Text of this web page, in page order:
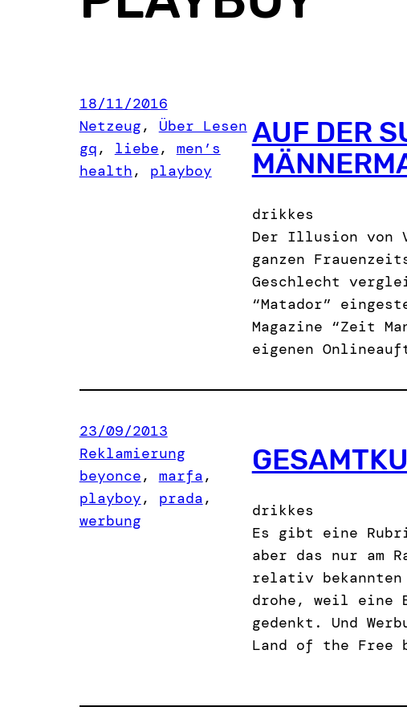
18/11/2016
Netzeug, Über Lesen
gq, liebe, men’s
health, playboy
AUF DER
drikkes
Der Illusion von
ganzen
Geschlecht
“Matador”
Magazine “Zeit
eigenen
23/09/2013
Reklamierung
beyonce, marfa
playboy, prada
werbung
drikkes
Es gibt eine
aber das nur am
relativ bekannten
drohe, weil eine
gedenkt. Und
Land of the Free